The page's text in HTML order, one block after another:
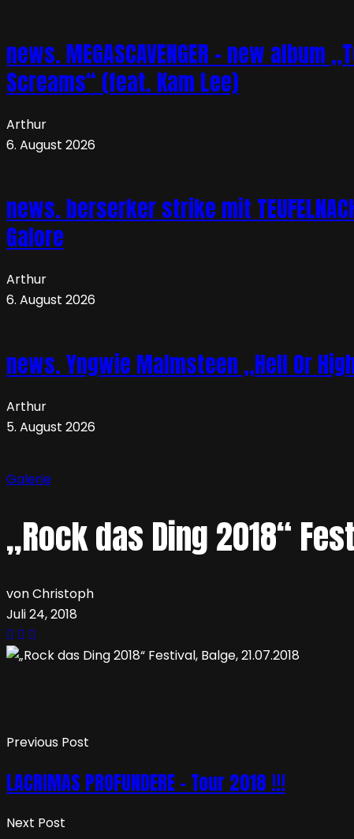
news. MEGASCAVENGER – new album
Screams“ (feat. Kam Lee)
Arthur
6. August 2026
news. berserker strike mit
Galore
Arthur
6. August 2026
news. Yngwie Malmsteen „Hell Or
Arthur
5. August 2026
Galerie
„Rock das Ding 2018“
von Christoph
Juli 24, 2018
Previous Post
LACRIMAS PROFUNDERE – Tour 2018 !!!
Next Post